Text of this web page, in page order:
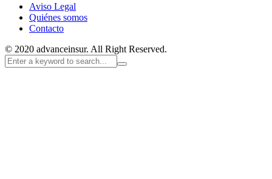
Aviso Legal
Quiénes somos
Contacto
© 2020 advanceinsur. All Right Reserved.